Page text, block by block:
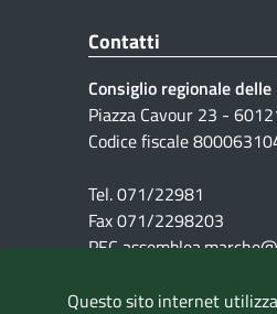
Contatti
Consiglio regionale
Piazza Cavour 23 -
Codice fiscale
Tel. 071/22981
Fax 071/2298203
PEC
Questo sito internet